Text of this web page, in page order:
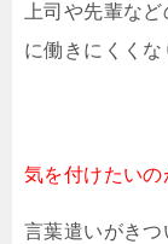
上司や先輩な
に働きにくくな
気を付けたいの
言葉遣いがき